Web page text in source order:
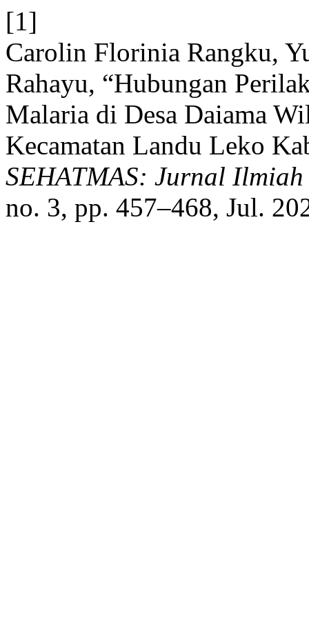
[1]
Carolin Florinia Rangku,
Rahayu, “Hubungan
Malaria di Desa Daiama
Kecamatan Landu Leko
SEHATMAS: Jurnal
no. 3, pp. 457–468, Jul.